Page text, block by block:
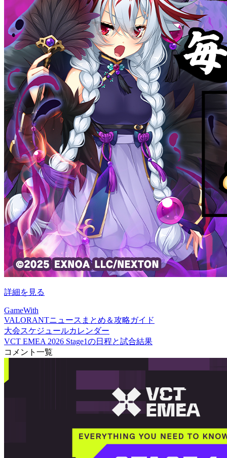
詳細を見る
GameWith
VALORANTニュースまとめ＆攻略ガイド
大会スケジュールカレンダー
VCT EMEA 2026 Stage1の日程と試合結果
コメント一覧